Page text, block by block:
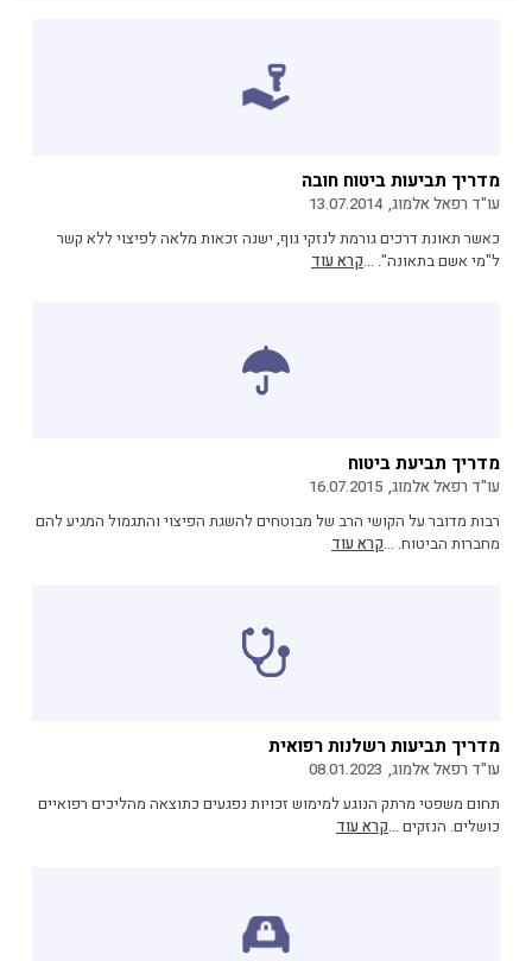
מדריך תביעות ביטוח חובה
עו"ד רפאל אלמוג, 13.07.2014
כאשר תאונת דרכים גורמת לנזקי גוף, ישנה זכאות מלאה לפיצוי ללא קשר
ל"מי אשם בתאונה". ...קרא עוד
מדריך תביעת ביטוח
עו"ד רפאל אלמוג, 16.07.2015
רבות מדובר על הקושי הרב של מבוטחים להשגת הפיצוי והתגמול המגיע להם
מחברות הביטוח. ...קרא עוד
מדריך תביעות רשלנות רפואית
עו"ד רפאל אלמוג, 08.01.2023
תחום משפטי מרתק הנוגע למימוש זכויות נפגעים כתוצאה מהליכים רפואיים
כושלים. הנזקים ...קרא עוד